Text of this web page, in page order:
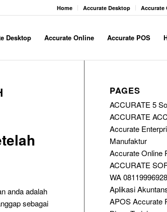
Home Accurate Desktop Accurate
Desktop Accurate Online Accurate POS
anda adalah
sebagai
PAGES
ACCURATE 5
ACCURATE
Accurate
Manufaktur
Accurate Online
ACCURATE
WA 08119996928
Aplikasi
APOS Accurate